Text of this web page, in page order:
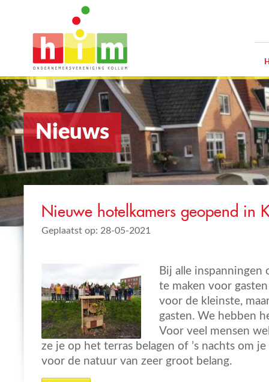
Nieuws
Nieuwe hotelkamers geopend in
Geplaatst op: 28-05-2021
Bij alle inspanningen
te maken voor
voor de kleinste,
gasten. We hebben
Voor veel mensen
ze je op het terras belagen of ’s nachts om
voor de natuur van zeer groot belang.